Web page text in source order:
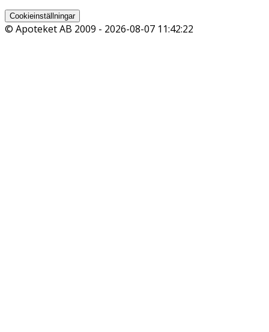
Cookieinställningar
© Apoteket AB 2009 - 2026-08-07 11:42:22